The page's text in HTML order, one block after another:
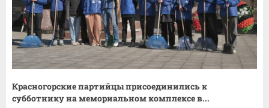
Красногорские партийцы присоединились к
субботнику на мемориальном комплексе в...